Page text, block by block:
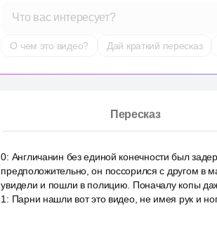
Что вас интересует?
О чем это видео? Дай краткий пересказ
Пересказ
0: Англичанин без единой конечности был
предположительно, он поссорился с другом в
увидели и пошли в полицию. Поначалу копы
1 : Парни нашли вот это видео, не имея рук и